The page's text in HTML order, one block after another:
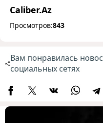
Caliber.Az
Просмотров:843
Вам понравилась
социальных сетях